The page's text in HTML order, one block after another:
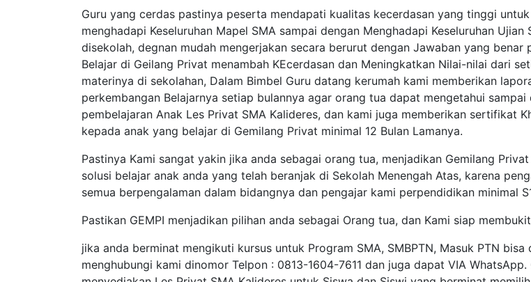
Guru yang cerdas pastinya peserta mendapati kualitas kecerdasan yang tinggi untuk
menghadapi Keseluruhan Mapel SMA sampai dengan Menghadapi Keseluruhan Ujian
disekolah, degnan mudah mengerjakan secara berurut dengan Jawaban yang benar
Belajar di Geilang Privat menambah KEcerdasan dan Meningkatkan Nilai-nilai dari
materinya di sekolahan, Dalam Bimbel Guru datang kerumah kami memberikan
perkembangan Belajarnya setiap bulannya agar orang tua dapat mengetahui sampai
pembelajaran Anak Les Privat SMA Kalideres, dan kami juga memberikan sertifikat
kepada anak yang belajar di Gemilang Privat minimal 12 Bulan Lamanya.
Pastinya Kami sangat yakin jika anda sebagai orang tua, menjadikan Gemilang
solusi belajar anak anda yang telah beranjak di Sekolah Menengah Atas, karena
semua berpengalaman dalam bidangnya dan pengajar kami perpendidikan minimal
Pastikan GEMPI menjadikan pilihan anda sebagai Orang tua, dan Kami siap
jika anda berminat mengikuti kursus untuk Program SMA, SMBPTN, Masuk PTN bisa
menghubungi kami dinomor Telpon : 0813-1604-7611 dan juga dapat VIA WhatsApp.